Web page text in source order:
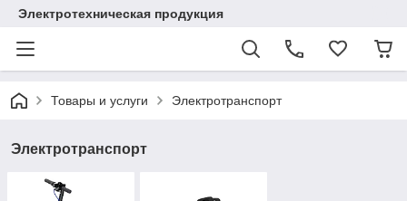
Электротехническая продукция
Товары и услуги Электротранспорт
Электротранспорт